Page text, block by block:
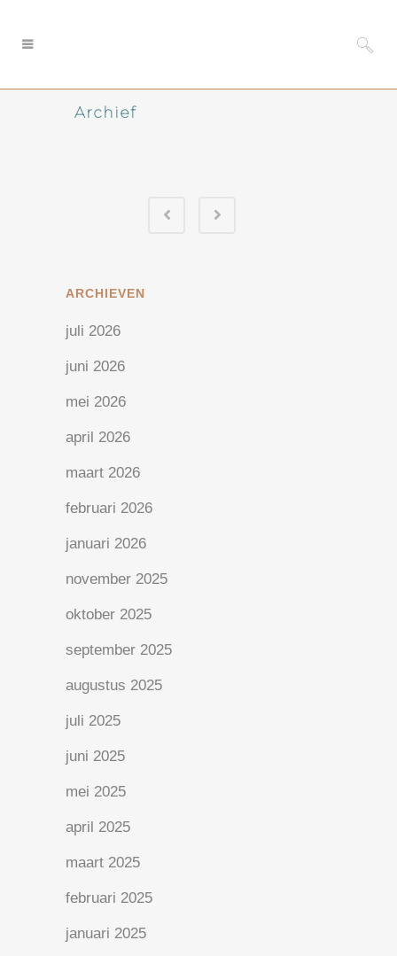
Archief
ARCHIEVEN
juli 2026
juni 2026
mei 2026
april 2026
maart 2026
februari 2026
januari 2026
november 2025
oktober 2025
september 2025
augustus 2025
juli 2025
juni 2025
mei 2025
april 2025
maart 2025
februari 2025
januari 2025